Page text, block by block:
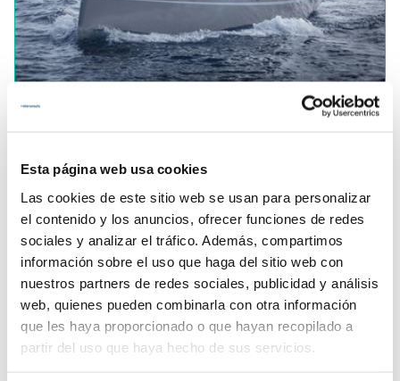
Esta página web usa cookies
Las cookies de este sitio web se usan para personalizar
el contenido y los anuncios, ofrecer funciones de redes
sociales y analizar el tráfico. Además, compartimos
información sobre el uso que haga del sitio web con
nuestros partners de redes sociales, publicidad y análisis
web, quienes pueden combinarla con otra información
que les haya proporcionado o que hayan recopilado a
partir del uso que haya hecho de sus servicios.
2.880€
Pto. embarque:Arenal - Palma
Camarotes dobles:2
Nº personas:4
Año:2013
Ver detalles